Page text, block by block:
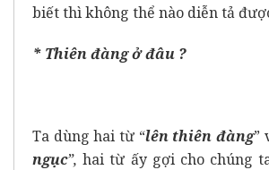
biết thì không thể nào diễn tả
* Thiên đàng ở đâu ?
Ta dùng hai từ “lên thiên đàng”
ngục”, hai từ ấy gợi cho chúng